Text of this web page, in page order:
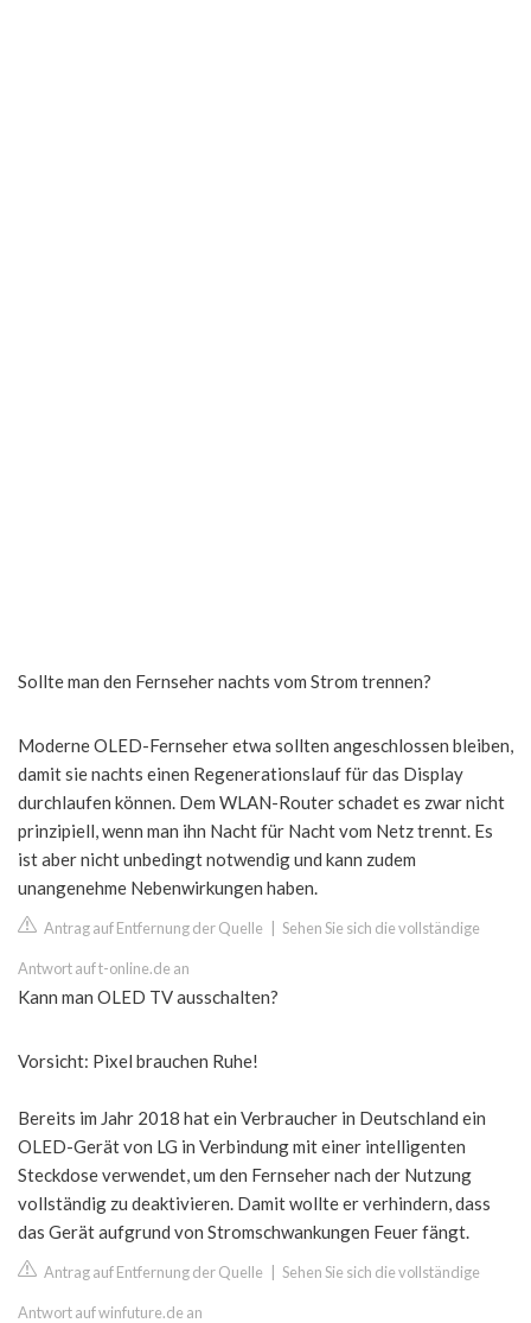
Sollte man den Fernseher nachts vom Strom trennen?
Moderne OLED-Fernseher etwa sollten angeschlossen bleiben,
damit sie nachts einen Regenerationslauf für das Display
durchlaufen können. Dem WLAN-Router schadet es zwar nicht
prinzipiell, wenn man ihn Nacht für Nacht vom Netz trennt. Es
ist aber nicht unbedingt notwendig und kann zudem
unangenehme Nebenwirkungen haben.
Antrag auf Entfernung der Quelle Sehen Sie sich die vollständige
Antwort auf t-online.de an
Kann man OLED TV ausschalten?
Vorsicht: Pixel brauchen Ruhe!
Bereits im Jahr 2018 hat ein Verbraucher in Deutschland ein
OLED-Gerät von LG in Verbindung mit einer intelligenten
Steckdose verwendet, um den Fernseher nach der Nutzung
vollständig zu deaktivieren. Damit wollte er verhindern, dass
das Gerät aufgrund von Stromschwankungen Feuer fängt.
Antrag auf Entfernung der Quelle Sehen Sie sich die vollständige
Antwort auf winfuture.de an